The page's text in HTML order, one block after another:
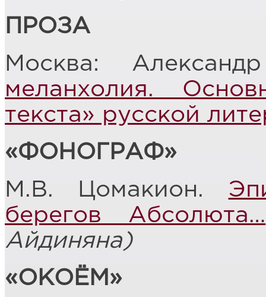
ПРОЗА
Москва:
меланхолия.
текста» русской
«ФОНОГРАФ»
М.В. Цомакион.
берегов Абсолюта…
Айдиняна)
«ОКОЁМ»